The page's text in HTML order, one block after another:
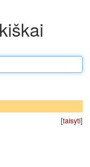
[taisyti]